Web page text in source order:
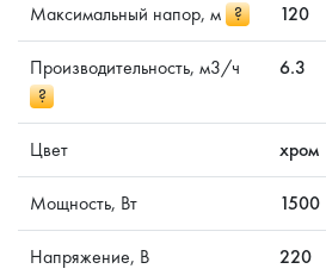
Максимальный напор, м ? 120
Производительность, м3/ч
?
6.3
Цвет хром
Мощность, Вт 1500
Напряжение, В 220